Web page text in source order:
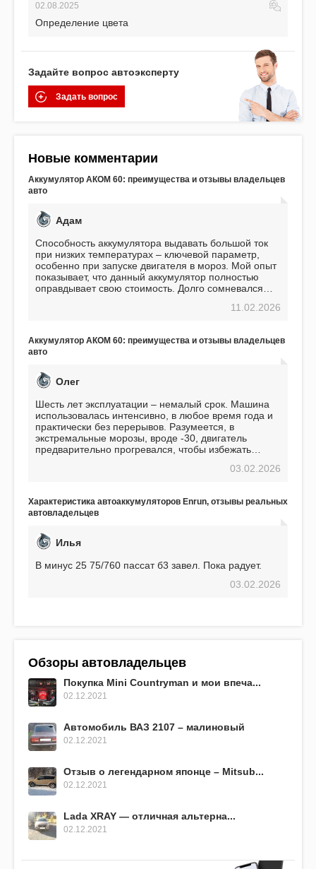
02.08.2025
Определение цвета
Задайте вопрос автоэксперту
Задать вопрос
Новые комментарии
Аккумулятор АКОМ 60: преимущества и отзывы владельцев
авто
Адам
Способность аккумулятора выдавать большой ток
при низких температурах – ключевой параметр,
особенно при запуске двигателя в мороз. Мой опыт
показывает, что данный аккумулятор полностью
оправдывает свою стоимость. Долго сомневался
пожалел. Считаю, что это отличное вложение,11.02.2026
Аккумулятор АКОМ 60: преимущества и отзывы владельцев
авто
Олег
Шесть лет эксплуатации – немалый срок. Машина
использовалась интенсивно, в любое время года и
практически без перерывов. Разумеется, в
экстремальные морозы, вроде -30, двигатель
предварительно прогревался, чтобы избежать
использования не было ни единой поломки,
EFB 75. Судя по характеристикам, он даже
превосходит предыдущую модель.
03.02.2026
Характеристика автоаккумуляторов Enrun, отзывы реальных
автовладельцев
Илья
В минус 25 75/760 пассат б3 завел. Пока радует.
03.02.2026
Обзоры автовладельцев
Покупка Mini Countryman и мои впеча...
02.12.2021
Автомобиль ВАЗ 2107 – малиновый
02.12.2021
Отзыв о легендарном японце – Mitsub...
02.12.2021
Lada XRAY — отличная альтерна...
02.12.2021